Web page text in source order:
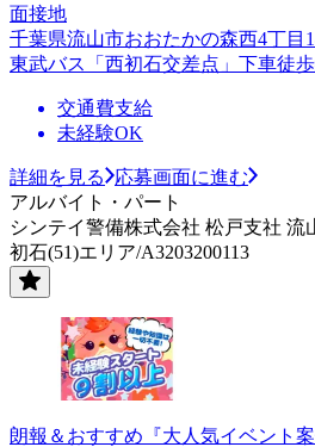
面接地
千葉県流山市おおたかの森西4丁目
東武バス「西初石交差点」下車徒
交通費支給
未経験OK
詳細を見る
応募画面に進む
アルバイト・パート
シンテイ警備株式会社 松戸支社 流
初石(51)エリア/A3203200113
朗報＆おすすめ『大人気イベント